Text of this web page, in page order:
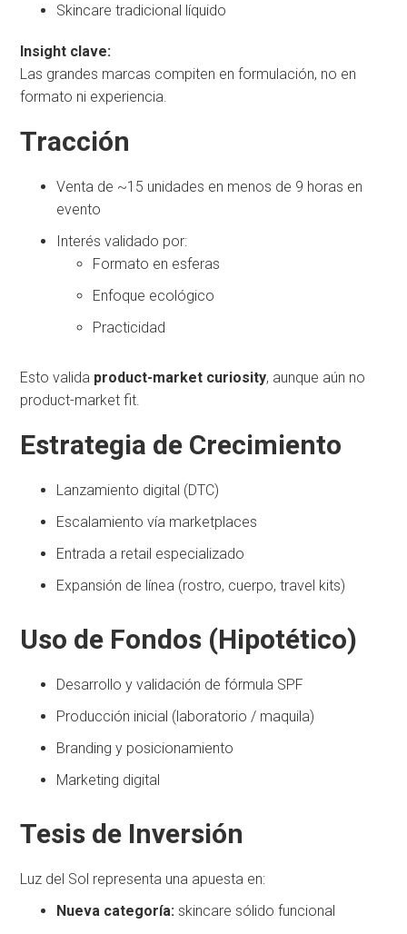
Skincare tradicional líquido
Insight clave:
Las grandes marcas compiten en formulación, no en
formato ni experiencia.
Tracción
Venta de ~15 unidades en menos de 9 horas en
evento
Interés validado por:
Formato en esferas
Enfoque ecológico
Practicidad
Esto valida product-market curiosity, aunque aún no
product-market fit.
Estrategia de Crecimiento
Lanzamiento digital (DTC)
Escalamiento vía marketplaces
Entrada a retail especializado
Expansión de línea (rostro, cuerpo, travel kits)
Uso de Fondos (Hipotético)
Desarrollo y validación de fórmula SPF
Producción inicial (laboratorio / maquila)
Branding y posicionamiento
Marketing digital
Tesis de Inversión
Luz del Sol representa una apuesta en:
Nueva categoría: skincare sólido funcional